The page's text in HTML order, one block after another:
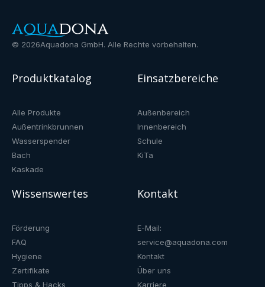
© 2026Aquadona GmbH. Alle Rechte vorbehalten.
Produktkatalog
Alle Produkte
Außentrinkbrunnen
Wasserspender
Bach
Kaskade
Einsatzbereiche
Außenbereich
Innenbereich
Schule
KiTa
Wissenswertes
Förderung
FAQ
Hygiene
Zertifikate
Tipps & Hacks
Kontakt
E-Mail:
service@aquadona.com
Kontakt
Über uns
Karriere